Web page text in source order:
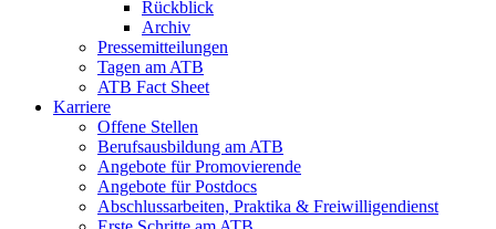
Rückblick
Archiv
Pressemitteilungen
Tagen am ATB
ATB Fact Sheet
Karriere
Offene Stellen
Berufsausbildung am ATB
Angebote für Promovierende
Angebote für Postdocs
Abschlussarbeiten, Praktika & Freiwilligendienst